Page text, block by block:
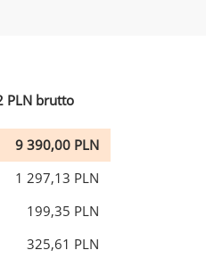
PLN brutto
9 390,00 PLN
1 297,13 PLN
199,35 PLN
325,61 PLN